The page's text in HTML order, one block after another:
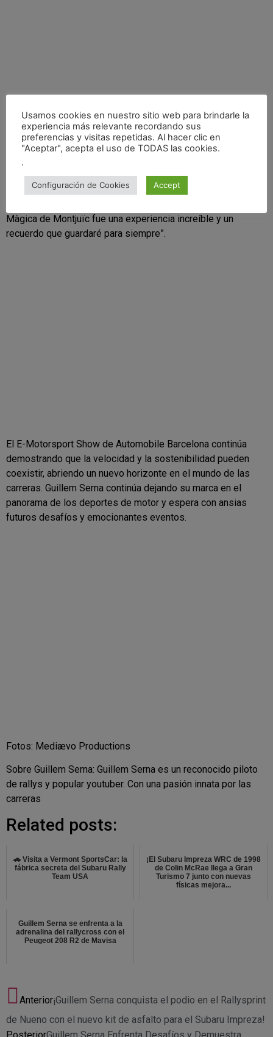
Guillem Serna expresó su gratitud por el apoyo del público y
“Fue un honor formar parte del E-Motorsport Show y
compartir la pista con pilotos tan talentosos”, declaró Serna.
Màgica de Montjuïc fue una experiencia increíble y un
recuerdo que guardaré para siempre”.
El E-Motorsport Show de Automobile Barcelona continúa
demostrando que la velocidad y la sostenibilidad pueden
coexistir, abriendo un nuevo horizonte en el mundo de las
carreras. Guillem Serna continúa dejando su marca en el
panorama de los deportes de motor y espera con ansias
futuros desafíos y emocionantes eventos.
Fotos: Mediævo Productions
Sobre Guillem Serna: Guillem Serna es un reconocido piloto
de rallys y popular youtuber. Con una pasión innata por las
carreras
Related posts:
🚗 Visita a Vermont SportsCar: la
fábrica secreta del Subaru Rally
Team USA
¡El Subaru Impreza WRC de 1998
de Colin McRae llega a Gran
Turismo 7 junto con nuevas
físicas mejora...
Guillem Serna se enfrenta a la
adrenalina del rallycross con el
Peugeot 208 R2 de Mavisa
Anterior¡Guillem Serna conquista el podio en el Rallysprint
de Nueno con el nuevo kit de asfalto para el Subaru Impreza!
Usamos cookies en nuestro sitio web para brindarle la
experiencia más relevante recordando sus
preferencias y visitas repetidas. Al hacer clic en
"Aceptar", acepta el uso de TODAS las cookies.
.
Configuración de Cookies Accept